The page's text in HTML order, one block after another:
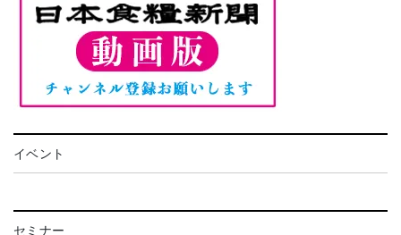
イベント
セミナー